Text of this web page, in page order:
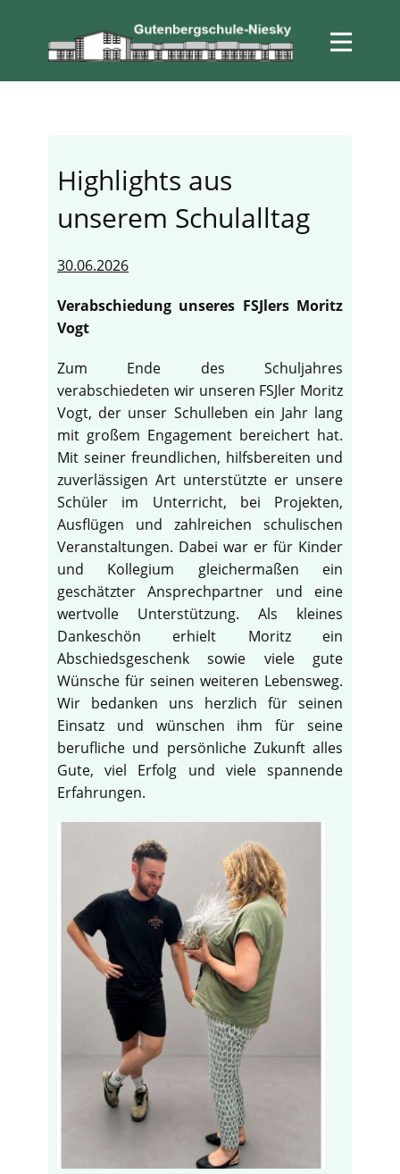
Highlights aus
unserem Schulalltag
30.06.2026
Verabschiedung unseres FSJlers Moritz
Vogt
Zum Ende des Schuljahres
verabschiedeten wir unseren FSJler Moritz
Vogt, der unser Schulleben ein Jahr lang
mit großem Engagement bereichert hat.
Mit seiner freundlichen, hilfsbereiten und
zuverlässigen Art unterstützte er unsere
Schüler im Unterricht, bei Projekten,
Ausflügen und zahlreichen schulischen
Veranstaltungen. Dabei war er für Kinder
und Kollegium gleichermaßen ein
geschätzter Ansprechpartner und eine
wertvolle Unterstützung. Als kleines
Dankeschön erhielt Moritz ein
Abschiedsgeschenk sowie viele gute
Wünsche für seinen weiteren Lebensweg.
Wir bedanken uns herzlich für seinen
Einsatz und wünschen ihm für seine
berufliche und persönliche Zukunft alles
Gute, viel Erfolg und viele spannende
Erfahrungen.